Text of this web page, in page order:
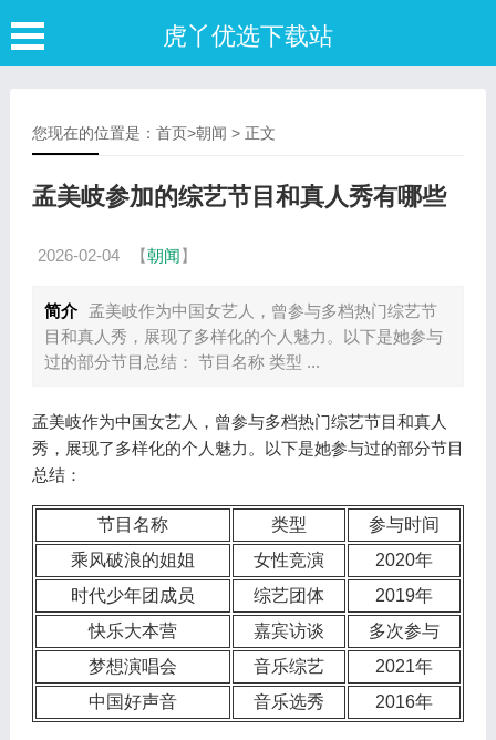
虎丫优选下载站
您现在的位置是： 首页>朝闻 > 正文
孟美岐参加的综艺节目和真人秀有哪些
2026-02-04 【朝闻】
简介
孟美岐作为中国女艺人，曾参与多档热门综艺节
目和真人秀，展现了多样化的个人魅力。以下是她参与
过的部分节目总结： 节目名称 类型 ...
孟美岐作为中国女艺人，曾参与多档热门综艺节目和真人
秀，展现了多样化的个人魅力。以下是她参与过的部分节目
总结：
节目名称 类型
参与时间
乘风破浪的姐姐
女性竞演
2020年
时代少年团成员
综艺团体
2019年
快乐大本营
嘉宾访谈
多次参与
梦想演唱会
音乐综艺
2021年
中国好声音
音乐选秀 2016年